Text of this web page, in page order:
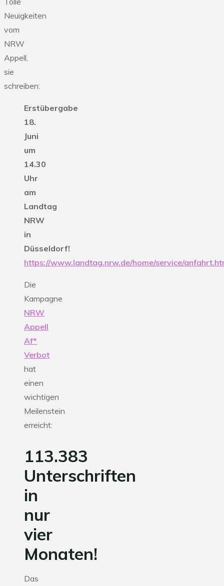
Neuigkeiten
vom
NRW
Appell,
sie
schreiben:
Erstübergabe
18.
Juni
um
14.30
Uhr
am
Landtag
NRW
in
Düsseldorf!
https://www.landtag.nrw.de/home/service/
Die
Kampagne
NRW
Appell
Af*
Verbot
hat
einen
wichtigen
Meilenstein
erreicht:
113.383
Unterschriften
in
nur
vier
Monaten!
Das